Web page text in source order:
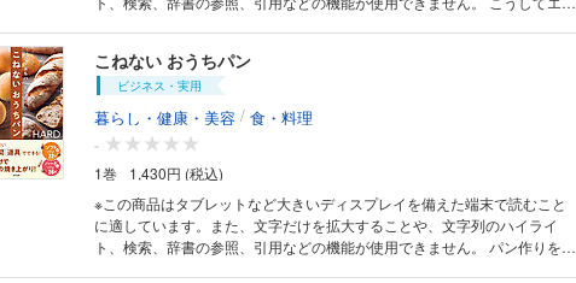
缶らっきょうスープ／さば缶ミネストローネ／ぶりと大豆の春雨スープ／
鶏肉とわかめ、ブロッコリーのスープ／すりおろしじゃがいものスープ／
かぼちゃの豆乳スープ／さつまいもと生ハムのスープ／キムチのオートミ
ールスープ／オートミールのカレースープ／ アボカドとオートミールのス
ープ／アンチョビ入りもち麦のスープ／納豆とにらのスープ／もち麦とわ
かめのみそ汁／ 台湾風シェントウジャン／昆布とオクラの和風スープ／塩
こうじの洋風スープ／ アボカドのチーズスープ／ 【3章】これでバッチ
リ！ 腸活ミニ知識 腸内環境の良し悪しの見分け方／腸内環境を改善する
生活／60歳を過ぎると腸内環境が悪化？／ 知識4｜小腹がすいたときの腸
活／知識5｜腸活するならこんな選択 【4章】毎日腸活！ おまけの冷菜・
冷や汁 ブロッコリーのシーザーサラダ／チョップドサラダ／アボカドのチ
ーズサラダ／フレンチポテトサラダ／ かぼちゃのサラダ／フルーツサラダ
食材をピックアップ。 それらを組み合わせて主菜と副菜、主食と副菜の2
品献立を30組み提案しています。 表紙のから揚げの献立のように、おい
しくてみんなが大好きな定番おかずで免疫力アップのコツがわかるのが特
徴です。 お肉・魚介・サラダが主菜の章と、フライパンひとつで2品献立
が作れる章、ご飯や麺の主食と副菜を合わせた章など、 バラエテイ豊かな
レシピが満載の、1か月使いまわせる献立集。 ランチにも活用できるの
で、日々の食事で元気な体を維持するのに大いに役立つ1冊です。 ＜目次
抜粋＞ ●免疫力を上げる栄養素と食べもの ●お肉が主菜の2品献立 和風お
ろしハンバーグ＋紫色の野菜サラダ、回鍋肉＋白菜としょうがの甘酢漬
け、鶏もも肉とトマトの煮込み＋キャロットラぺ など ●魚介が主菜の2
こねない おうちパン
ビジネス・実用
暮らし・健康・美容 / 食・料理
-
1巻
1,430円 (税込)
※この商品はタブレットなど大きいディスプレイを備えた端末で読むこと
に適しています。また、文字だけを拡大することや、文字列のハイライ
ト、検索、辞書の参照、引用などの機能が使用できません。 パン作りを見